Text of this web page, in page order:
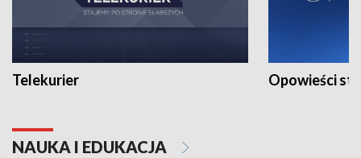
Telekurier Opowieści
NAUKA I EDUKACJA